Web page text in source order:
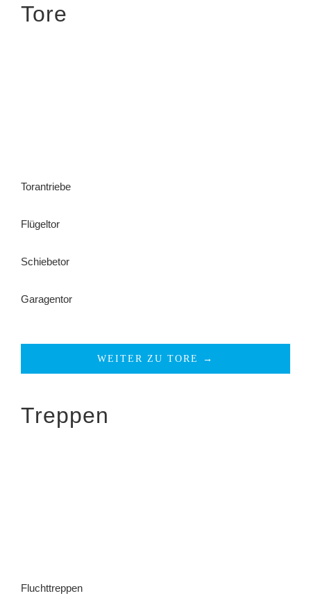
Tore
Torantriebe
Flügeltor
Schiebetor
Garagentor
WEITER ZU TORE →
Treppen
Fluchttreppen